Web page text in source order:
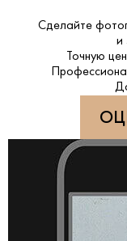
Сделайте
и
Точную